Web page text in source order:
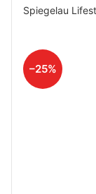
Spiegelau
–25%